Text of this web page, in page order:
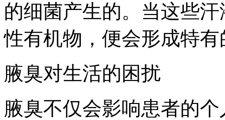
的细菌产生的。当这些
性有机物，便会形成特
腋臭对生活的困扰
腋臭不仅会影响患者的